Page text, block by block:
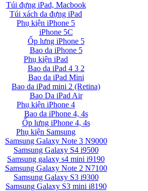
hãng Hoco Crystal Case...
cao cấp Baseus Folio siêu...
Túi đựng iPad, Macbook
Túi xách da đựng iPad
Phụ kiện iPhone 5
iPhone 5C
Ốp lưng iPhone 5
Bao da iPhone 5
Phụ kiện iPad
Bao da iPad 4 3 2
Bao da iPad Mini
Bao da iPad mini 2 (Retina)
Bao Da iPad Air
Phụ kiện iPhone 4
Bao da iPhone 4, 4s
Ốp lưng iPhone 4, 4s
Phụ kiện Samsung
Samsung Galaxy Note 3 N9000
Samsung Galaxy S4 i9500
Samsung galaxy s4 mini i9190
Samsung Galaxy Note 2 N7100
Samsung Galaxy S3 i9300
Samsung Galaxy S3 mini i8190